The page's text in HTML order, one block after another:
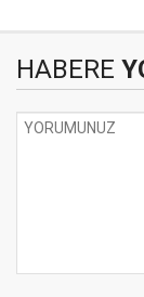
HABERE